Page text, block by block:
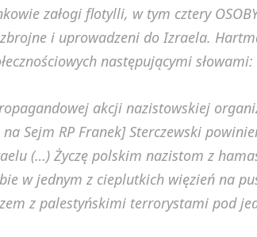
załogi flotylli, w tym cztery
i uprowadzeni do Izraela.
następującymi słowami:
akcji nazistowskiej
na Sejm RP Franek] Sterczewski
(…) Życzę polskim nazistom z
w jednym z cieplutkich więzień na
z palestyńskimi terrorystami pod